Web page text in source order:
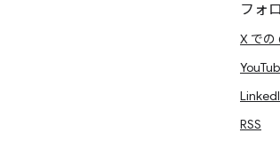
フォ
X での
RSS